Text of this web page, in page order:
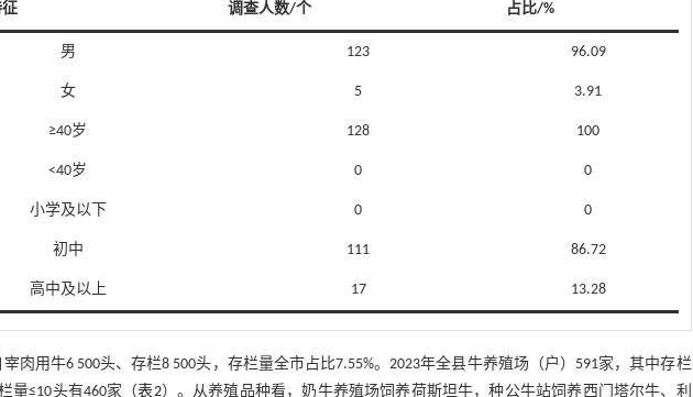
调查人数/个 占比/%
男 123 96.09
女 5 3.91
≥40岁 128 100
<40岁 0 0
小学及以下 0 0
初中 111 86.72
高中及以上 17 13.28
肉用牛6 500头、存栏8 500头，存栏量全市占比7.55%。2023年全县牛养殖场（户）591家，其中存栏
量≤10头有460家（表2）。从养殖品种看，奶牛养殖场饲养荷斯坦牛，种公牛站饲养西门塔尔牛、利